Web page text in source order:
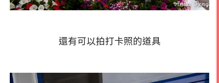
還有可以拍打卡照的道具